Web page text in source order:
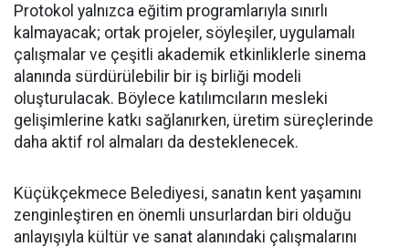
Protokol yalnızca eğitim programlarıyla sınırlı
kalmayacak; ortak projeler, söyleşiler, uygulamalı
çalışmalar ve çeşitli akademik etkinliklerle sinema
alanında sürdürülebilir bir iş birliği modeli
oluşturulacak. Böylece katılımcıların mesleki
gelişimlerine katkı sağlanırken, üretim süreçlerinde
daha aktif rol almaları da desteklenecek.
Küçükçekmece Belediyesi, sanatın kent yaşamını
zenginleştiren en önemli unsurlardan biri olduğu
anlayışıyla kültür ve sanat alanındaki çalışmalarını